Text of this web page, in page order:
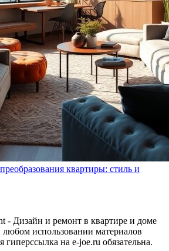
квартиры: стиль и
- Дизайн и ремонт в квартире и доме
использовании материалов
гиперссылка на e-joe.ru обязательна.